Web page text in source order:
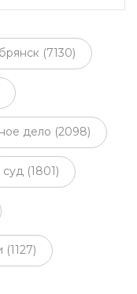
брянск (7130)
дело (2098)
суд (1801)
(1127)